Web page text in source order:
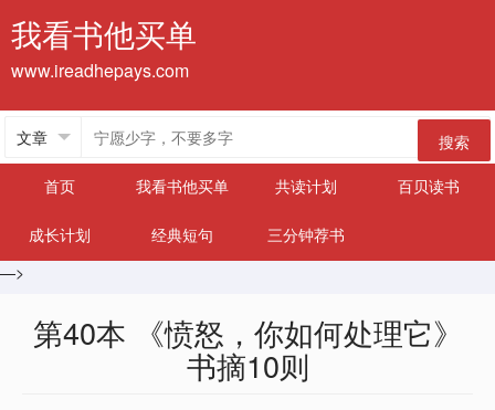
我看书他买单
www.ireadhepays.com
搜索
首页
我看书他买单 共读计划 百贝读书
成长计划 经典短句
三分钟荐书
—>
第40本 《愤怒，你如何处理它》
书摘10则